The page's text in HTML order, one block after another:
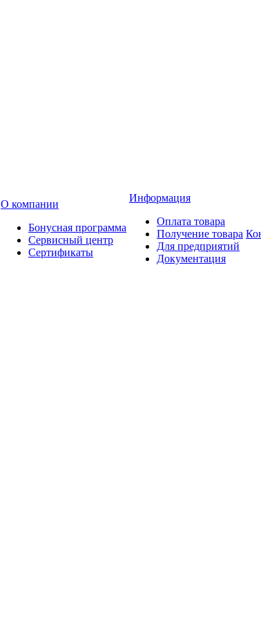
О компании
Бонусная программа
Сервисный центр
Сертификаты
Информация
Оплата товара
Получение товара
Для предприятий
Документация